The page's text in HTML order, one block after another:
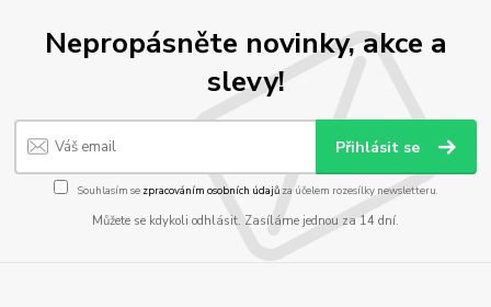
Nepropásněte novinky, akce a
slevy!
Přihlásit se
Souhlasím se zpracováním osobních údajůza účelem rozesílky newsletteru.
Můžete se kdykoli odhlásit. Zasíláme jednou za 14 dní.